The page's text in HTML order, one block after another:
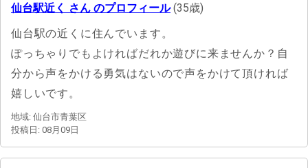
仙台駅近く さん のプロフィール(35歳)
仙台駅の近くに住んでいます。
ぽっちゃりでもよければだれか遊びに来ませんか？自
分から声をかける勇気はないので声をかけて頂ければ
嬉しいです。
地域: 仙台市青葉区
投稿日: 08月09日